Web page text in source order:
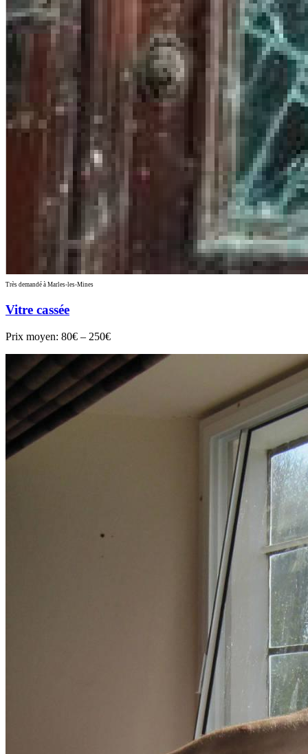
Très demandé à Marles-les-Mines
Vitre cassée
Prix moyen: 80€ – 250€